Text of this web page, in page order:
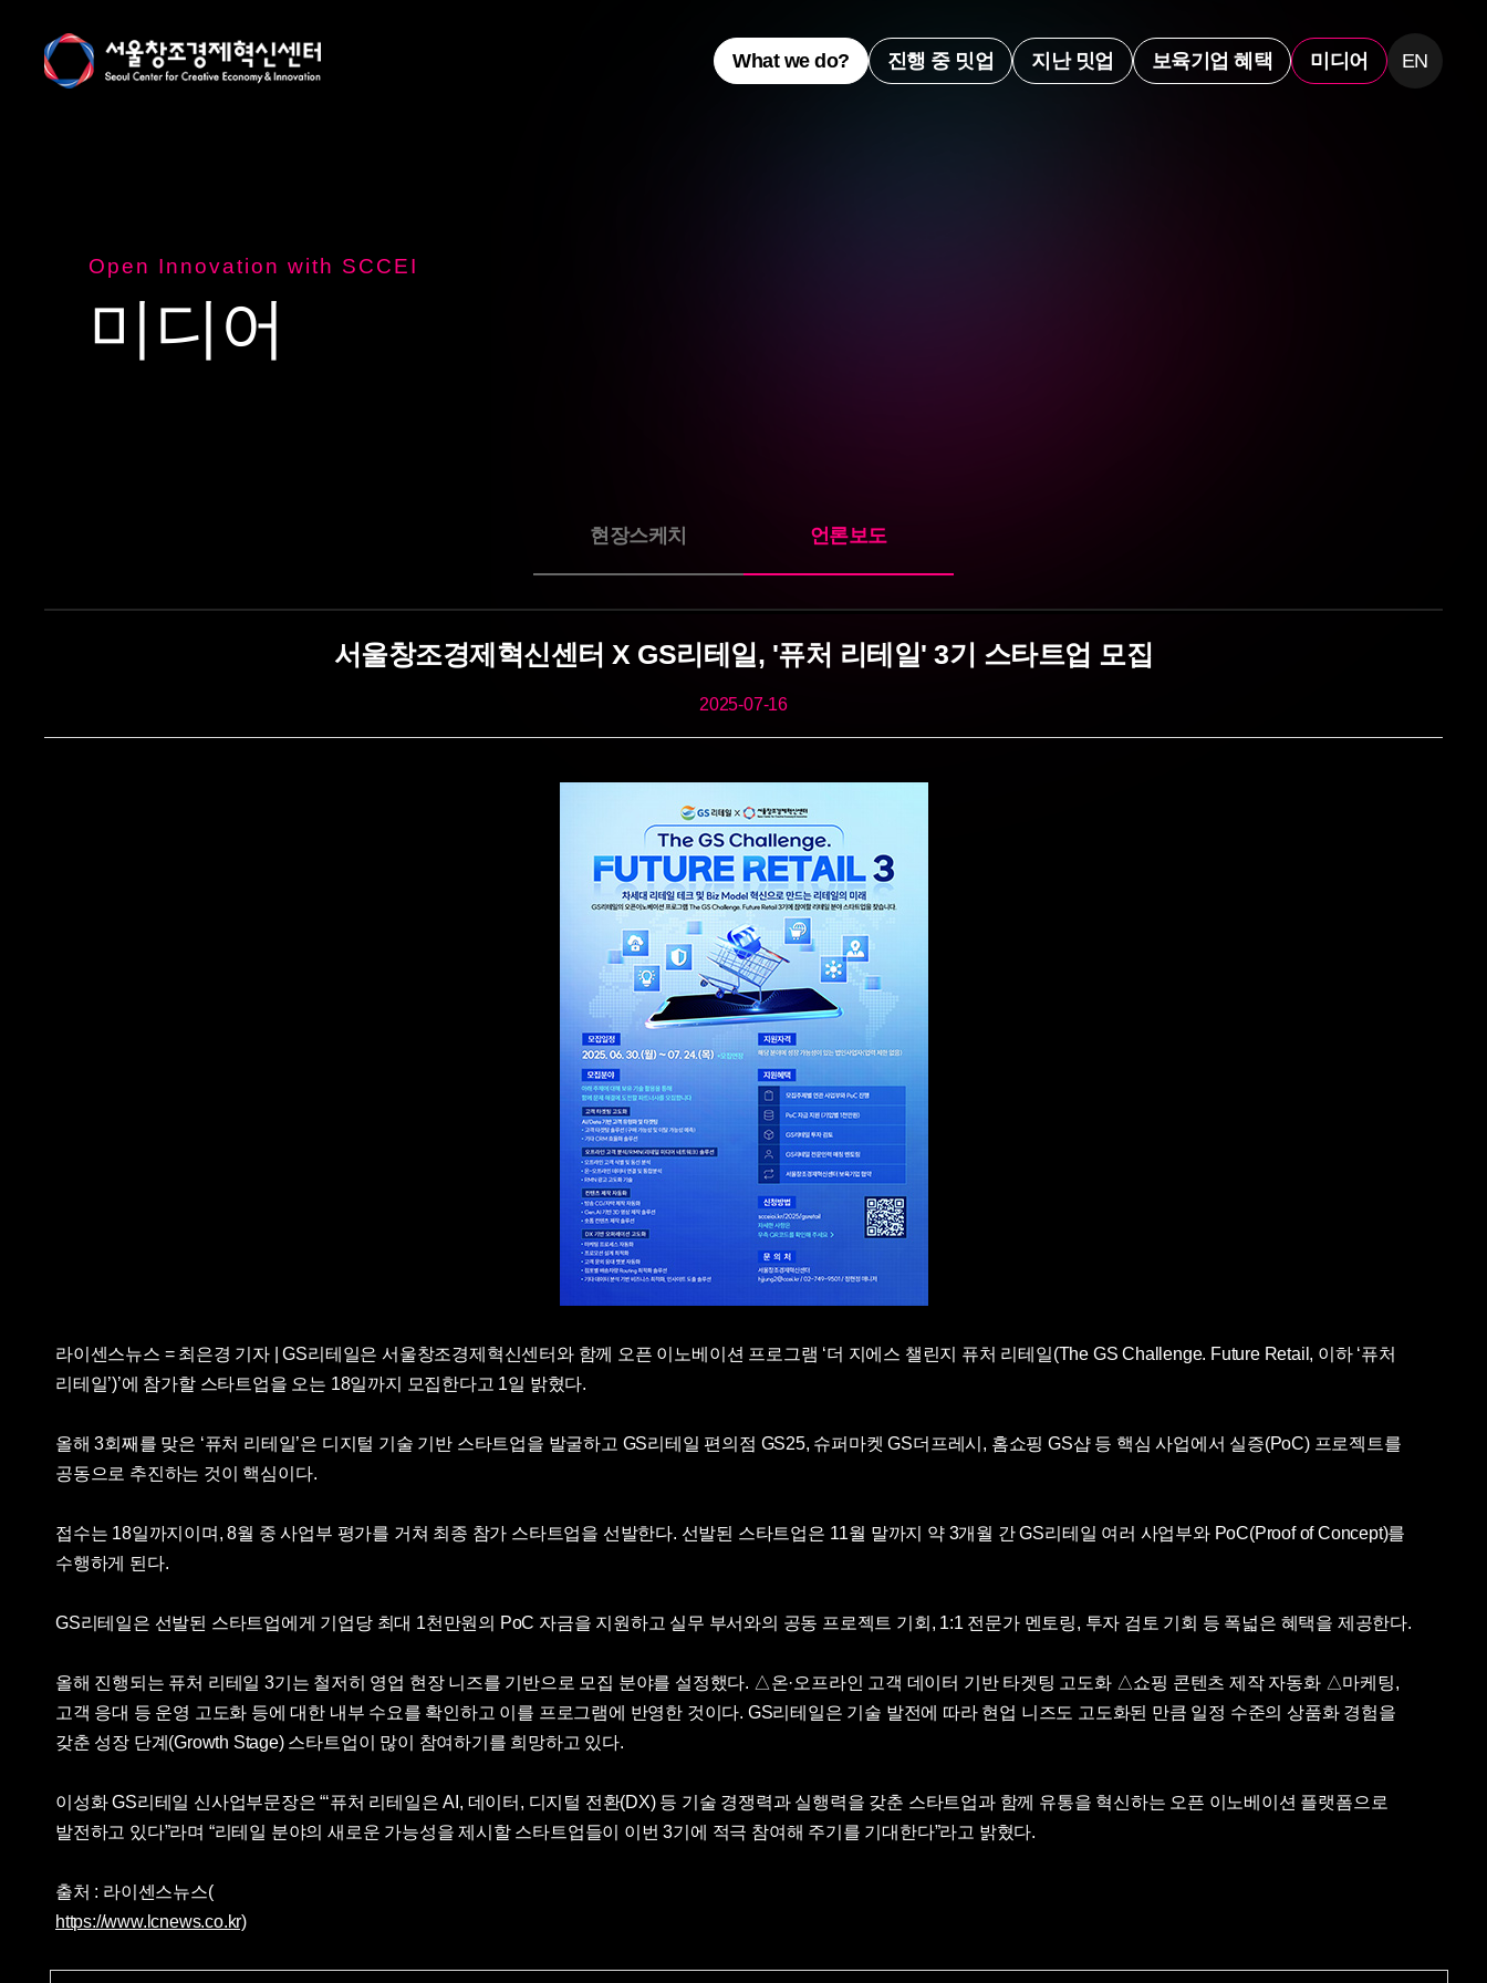
What we do? 진행 중 밋업 지난 밋업 보육기업 혜택 미디어 EN
Open Innovation with SCCEI
미 디어
현장스케치 언론보도
서울창조경제혁신센터 X GS리테일, '퓨처 리테일' 3기 스타트업 모집
2025-07-16
라이센스뉴스 = 최은경 기자 | GS리테일은 서울창조경제혁신센터와 함께 오픈 이노베이션 프로그램 ‘더 지에스 챌린지 퓨처 리테일(The GS Challenge. Future Retail, 이하 ‘퓨처
리테일’)’에 참가할 스타트업을 오는 18일까지 모집한다고 1일 밝혔다.
올해 3회째를 맞은 ‘퓨처 리테일’은 디지털 기술 기반 스타트업을 발굴하고 GS리테일 편의점 GS25, 슈퍼마켓 GS더프레시, 홈쇼핑 GS샵 등 핵심 사업에서 실증(PoC) 프로젝트를
공동으로 추진하는 것이 핵심이다.
접수는 18일까지이며, 8월 중 사업부 평가를 거쳐 최종 참가 스타트업을 선발한다. 선발된 스타트업은 11월 말까지 약 3개월 간 GS리테일 여러 사업부와 PoC(Proof of Concept)를
수행하게 된다.
GS리테일은 선발된 스타트업에게 기업당 최대 1천만원의 PoC 자금을 지원하고 실무 부서와의 공동 프로젝트 기회, 1:1 전문가 멘토링, 투자 검토 기회 등 폭넓은 혜택을 제공한다.
올해 진행되는 퓨처 리테일 3기는 철저히 영업 현장 니즈를 기반으로 모집 분야를 설정했다. △온·오프라인 고객 데이터 기반 타겟팅 고도화 △쇼핑 콘텐츠 제작 자동화 △마케팅,
고객 응대 등 운영 고도화 등에 대한 내부 수요를 확인하고 이를 프로그램에 반영한 것이다. GS리테일은 기술 발전에 따라 현업 니즈도 고도화된 만큼 일정 수준의 상품화 경험을
갖춘 성장 단계(Growth Stage) 스타트업이 많이 참여하기를 희망하고 있다.
이성화 GS리테일 신사업부문장은 “‘퓨처 리테일은 AI, 데이터, 디지털 전환(DX) 등 기술 경쟁력과 실행력을 갖춘 스타트업과 함께 유통을 혁신하는 오픈 이노베이션 플랫폼으로
발전하고 있다”라며 “리테일 분야의 새로운 가능성을 제시할 스타트업들이 이번 3기에 적극 참여해 주기를 기대한다”라고 밝혔다.
출처 : 라이센스뉴스(
https://www.lcnews.co.kr)